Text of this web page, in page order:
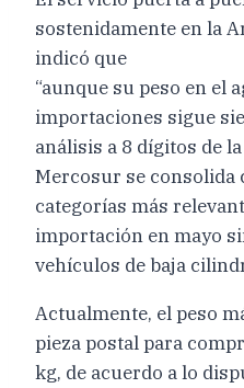
sostenidamente en la
indicó que
“aunque su peso en el
importaciones sigue
análisis a 8 dígitos de
Mercosur se consolida
categorías más
importación en mayo
vehículos de baja
Actualmente, el peso
pieza postal para
kg, de acuerdo a lo